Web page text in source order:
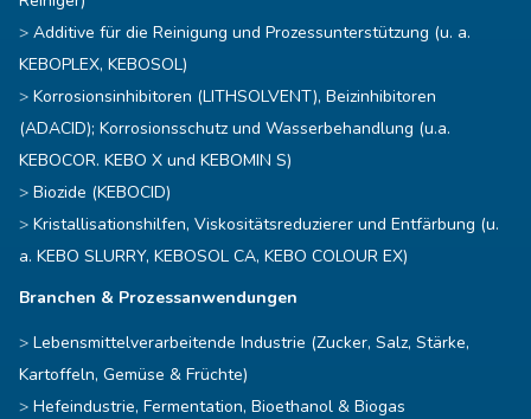
Additive für die Reinigung und Prozessunterstützung (u. a.
KEBOPLEX, KEBOSOL)
Korrosionsinhibitoren (LITHSOLVENT), Beizinhibitoren
(ADACID); Korrosionsschutz und Wasserbehandlung (u.a.
KEBOCOR. KEBO X und KEBOMIN S)
Biozide (KEBOCID)
Kristallisationshilfen, Viskositätsreduzierer und Entfärbung (u.
a. KEBO SLURRY, KEBOSOL CA, KEBO COLOUR EX)
Branchen & Prozessanwendungen
Lebensmittelverarbeitende Industrie (Zucker, Salz, Stärke,
Kartoffeln, Gemüse & Früchte)
Hefeindustrie, Fermentation, Bioethanol & Biogas